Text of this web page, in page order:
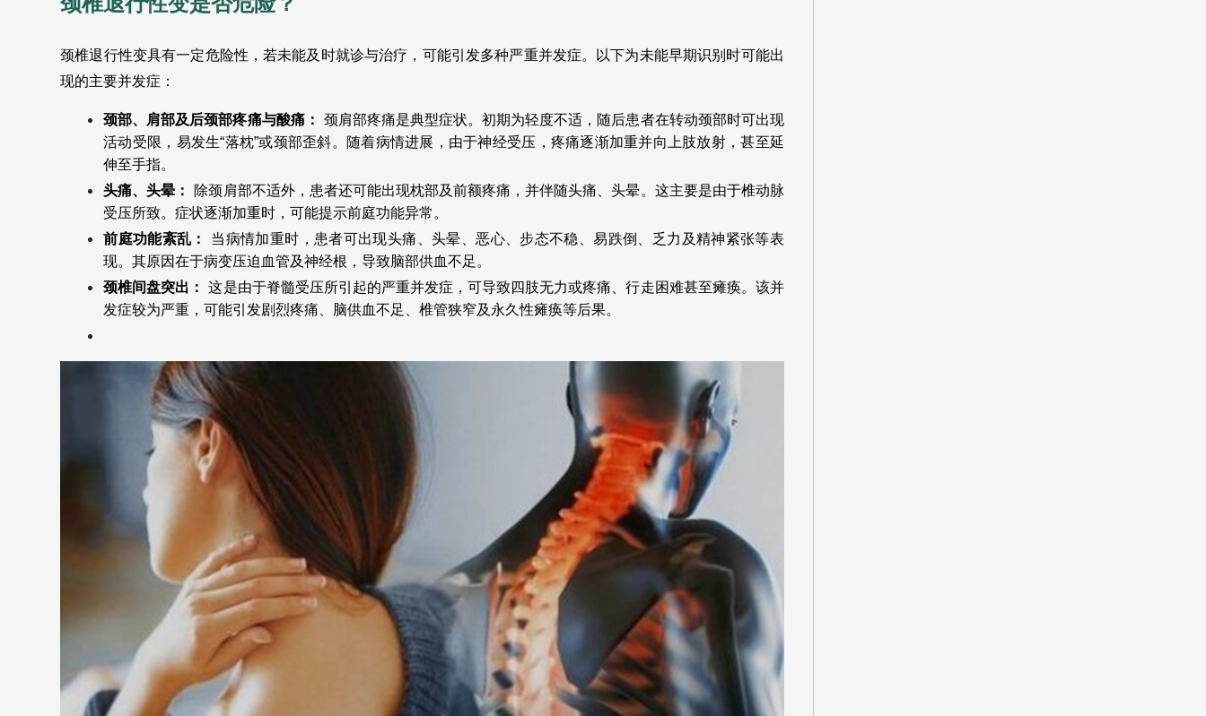
颈椎退行性变具有一定危险性，若未能及时就诊与治疗，可能引发多种严重并发症。以下为未能早期识别时可能出
现的主要并发症：
颈部、肩部及后颈部疼痛与酸痛：
颈肩部疼痛是典型症状。初期为轻度不适，随后患者在转动颈部时可出现
活动受限，易发生“落枕”或颈部歪斜。随着病情进展，由于神经受压，疼痛逐渐加重并向上肢放射，甚至延
伸至手指。
头痛、头晕：
除颈肩部不适外，患者还可能出现枕部及前额疼痛，并伴随头痛、头晕。这主要是由于椎动脉
受压所致。症状逐渐加重时，可能提示前庭功能异常。
前庭功能紊乱：
当病情加重时，患者可出现头痛、头晕、恶心、步态不稳、易跌倒、乏力及精神紧张等表
现。其原因在于病变压迫血管及神经根，导致脑部供血不足。
颈椎间盘突出：
这是由于脊髓受压所引起的严重并发症，可导致四肢无力或疼痛、行走困难甚至瘫痪。该并
发症较为严重，可能引发剧烈疼痛、脑供血不足、椎管狭窄及永久性瘫痪等后果。